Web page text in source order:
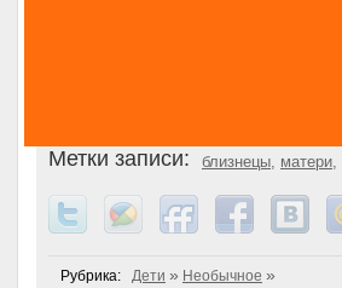
Метки записи: близнецы матери
Рубрика: Дети » Необычное »